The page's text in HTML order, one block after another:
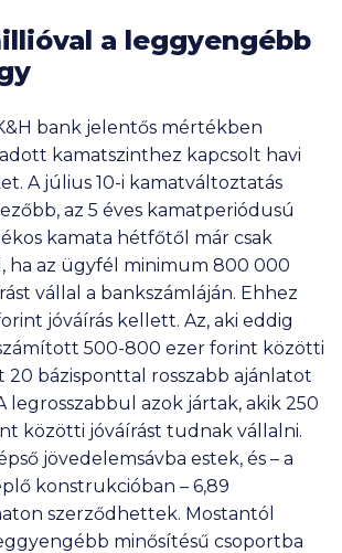
a leggyengébb
bank jelentős mértékben
kamatszinthez kapcsolt havi
A július 10-i kamatváltoztatás
az 5 éves kamatperiódusú
kamata hétfőtől már csak
ha az ügyfél minimum 800 000
vállal a bankszámláján. Ehhez
jóváírás kellett. Az, aki eddig
500-800 ezer forint közötti
20 bázisponttal rosszabb ajánlatot
legrosszabbul azok jártak, akik 250
közötti jóváírást tudnak vállalni.
jövedelemsávba estek, és – a
konstrukcióban – 6,89
szerződhettek. Mostantól
minősítésű csoportba